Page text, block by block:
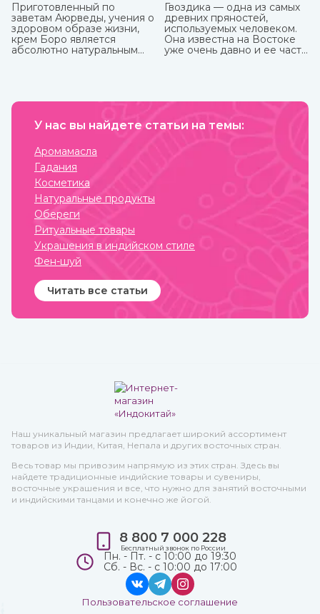
Приготовленный по
заветам Аюрведы, учения о
здоровом образе жизни,
крем Боро является
абсолютно натуральным
антибактериальные и
свойства, благодаря
мелкие трещинки и ранки
на коже, ожоги, грибковые
заболевания, герпес.
Гвоздика — одна из самых
древних пряностей,
используемых человеком.
Она известна на Востоке
уже очень давно и ее часто
У нас вы найдете статьи на темы:
Аромамасла
Гадания
Косметика
Натуральные продукты
Обереги
Ритуальные товары
Украшения в индийском стиле
Фен-шуй
Читать все статьи
Наш уникальный магазин предлагает широкий ассортимент
товаров из Индии, Китая, Непала и других восточных стран.
Весь товар мы привозим напрямую из этих стран. Здесь вы
найдете традиционные индийские товары и сувениры,
восточные украшения и все, что нужно для занятий восточными
и индийскими танцами и конечно же йогой.
8 800 7 000 228
Бесплатный звонок по России
Пн. - Пт. - с 10:00 до 19:30
Сб. - Вс. - с 10:00 до 17:00
Пользовательское соглашение